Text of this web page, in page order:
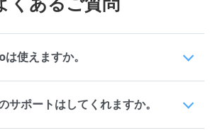
使えますか。
サポートはしてくれますか。